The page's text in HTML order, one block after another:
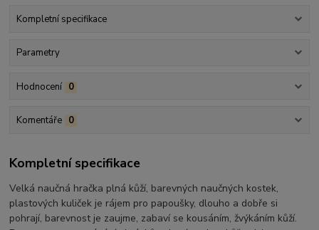
Kompletní specifikace
Parametry
Hodnocení 0
Komentáře 0
Kompletní specifikace
Velká naučná hračka plná kůží, barevných naučných kostek,
plastových kuliček je rájem pro papoušky, dlouho a dobře si
pohrají, barevnost je zaujme, zabaví se kousáním, žvýkáním kůží.